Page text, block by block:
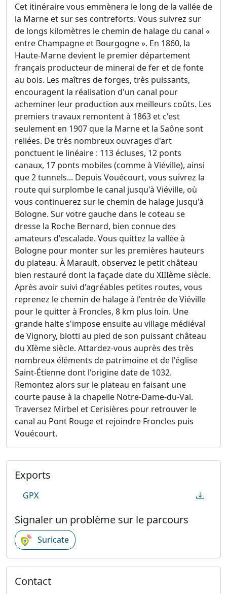
Cet itinéraire vous emmènera le long de la vallée de
la Marne et sur ses contreforts. Vous suivrez sur
de longs kilomètres le chemin de halage du canal «
entre Champagne et Bourgogne ». En 1860, la
Haute-Marne devient le premier département
français producteur de minerai de fer et de fonte
au bois. Les maîtres de forges, très puissants,
encouragent la réalisation d'un canal pour
acheminer leur production aux meilleurs coûts. Les
premiers travaux remontent à 1863 et c'est
seulement en 1907 que la Marne et la Saône sont
reliées. De très nombreux ouvrages d'art
ponctuent le linéaire : 113 écluses, 12 ponts
canaux, 17 ponts mobiles (comme à Viéville), ainsi
que 2 tunnels... Depuis Vouécourt, vous suivrez la
route qui surplombe le canal jusqu'à Viéville, où
vous continuerez sur le chemin de halage jusqu'à
Bologne. Sur votre gauche dans le coteau se
dresse la Roche Bernard, bien connue des
amateurs d'escalade. Vous quittez la vallée à
Bologne pour monter sur les premières hauteurs
du plateau. À Marault, observez le petit château
bien restauré dont la façade date du XIIIème siècle.
Après avoir suivi d'agréables petites routes, vous
reprenez le chemin de halage à l'entrée de Viéville
pour le quitter à Froncles, 8 km plus loin. Une
grande halte s'impose ensuite au village médiéval
de Vignory, blotti au pied de son puissant château
du XIème siècle. Attardez-vous auprès des très
nombreux éléments de patrimoine et de l'église
Saint-Étienne dont l'origine date de 1032.
Remontez alors sur le plateau en faisant une
courte pause à la chapelle Notre-Dame-du-Val.
Traversez Mirbel et Cerisières pour retrouver le
canal au Pont Rouge et rejoindre Froncles puis
Vouécourt.
Exports
GPX
Signaler un problème sur le parcours
Suricate
Contact